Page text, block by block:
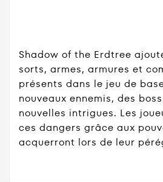
Shadow of the Erdtree
sorts, armes, armures et
présents dans le jeu de
nouveaux ennemis, des
nouvelles intrigues. Les
ces dangers grâce aux
acquerront lors de leur